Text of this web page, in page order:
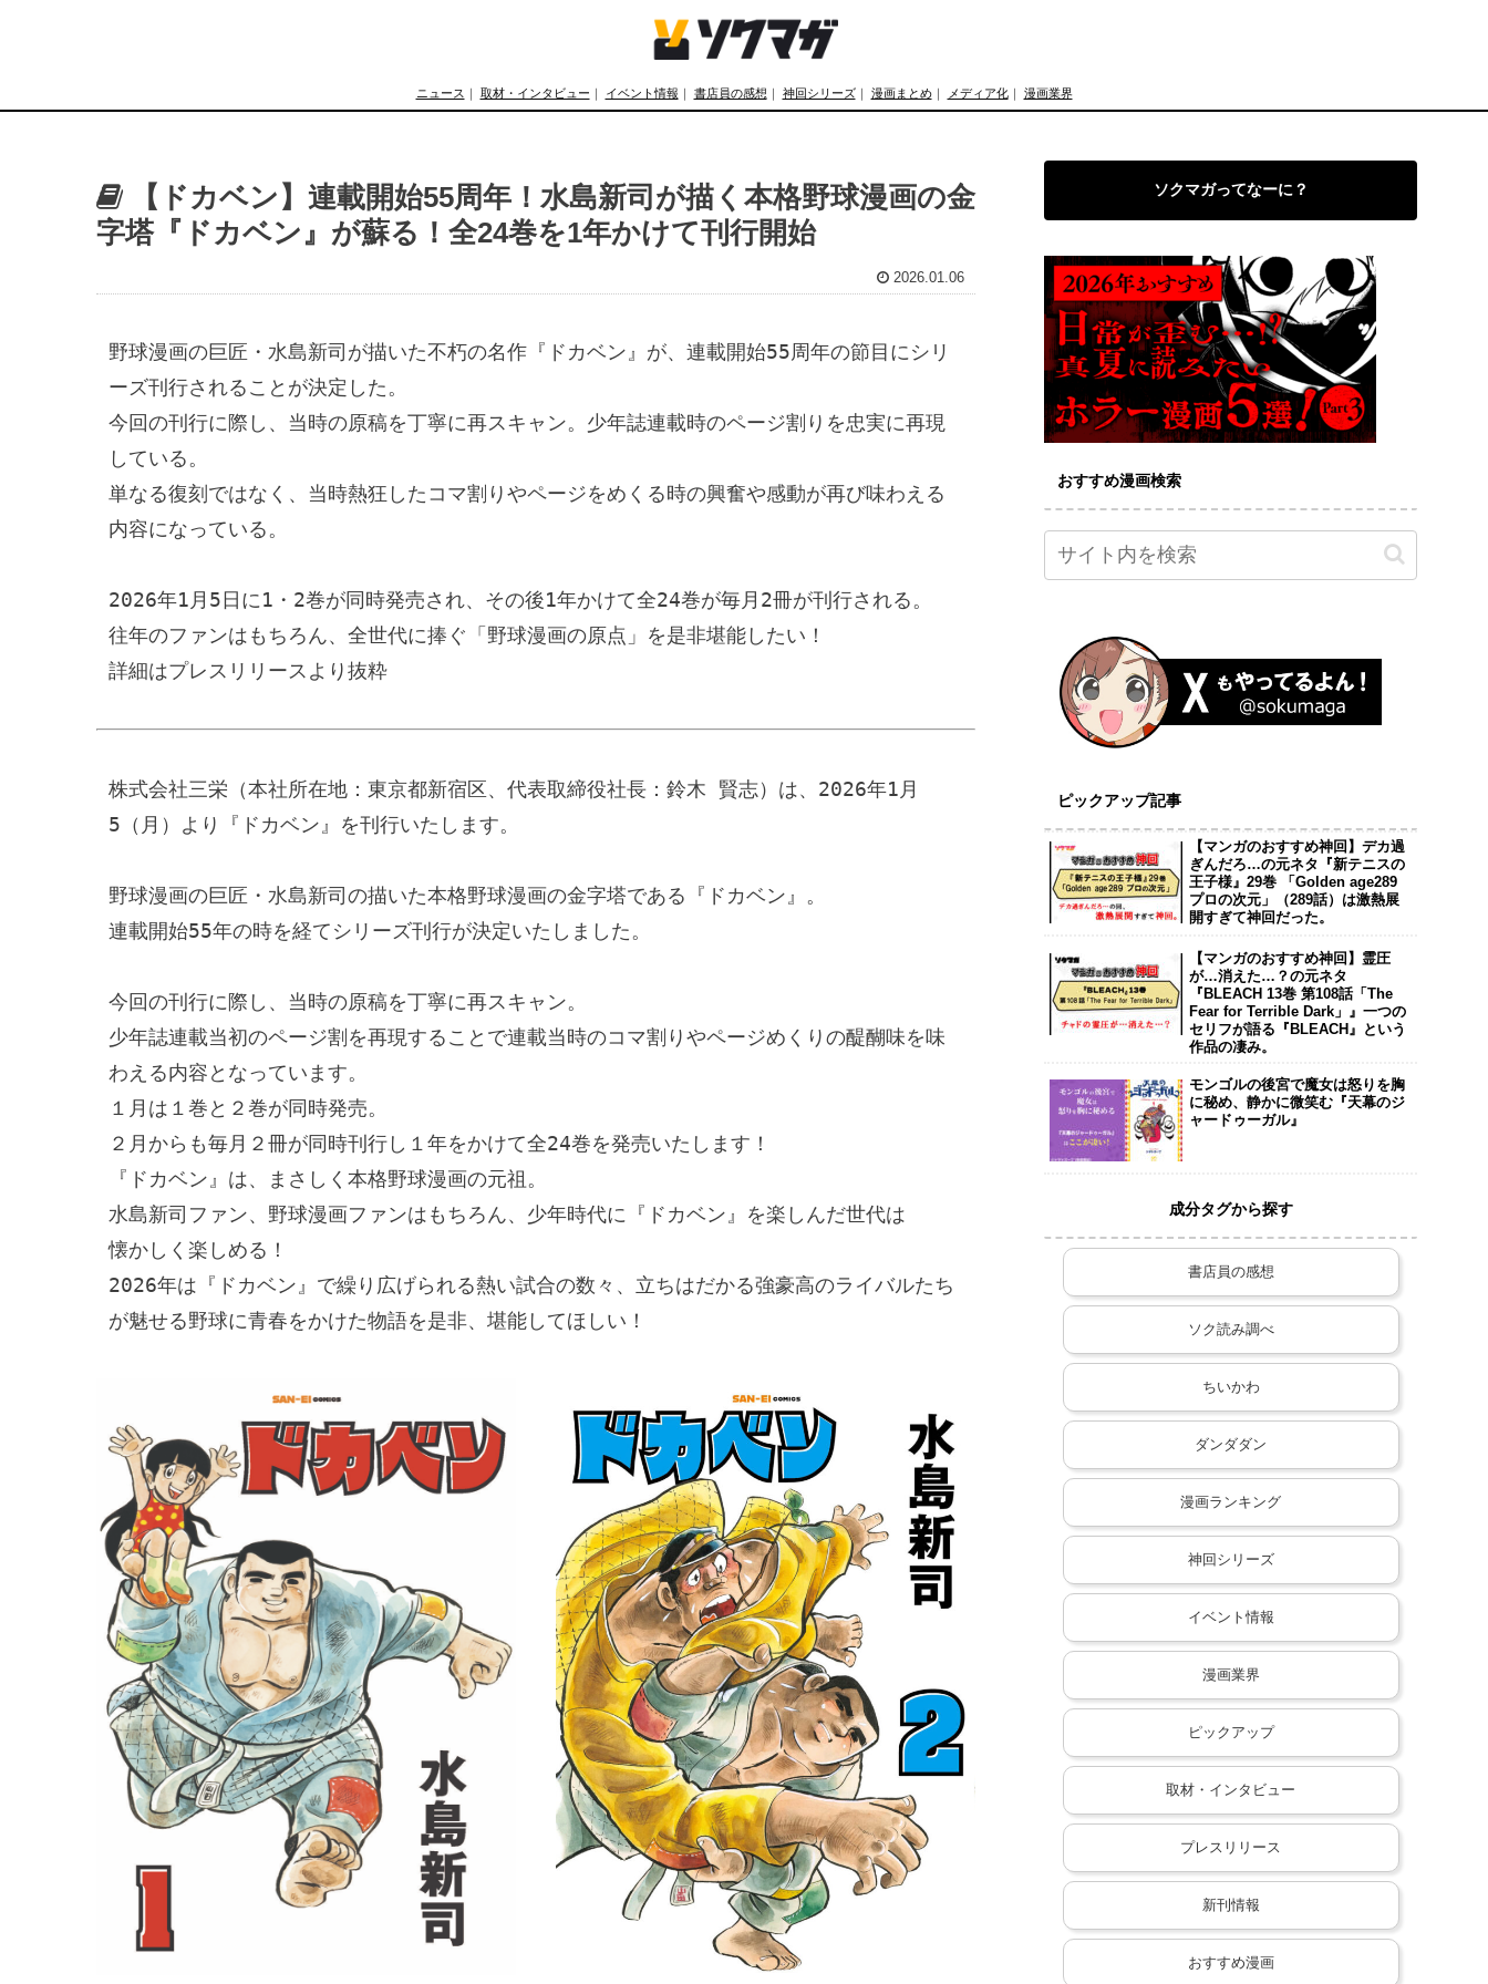
ニュース ｜ 取材・インタビュー ｜ イベント情報 ｜ 書店員の感想 ｜ 神回シリーズ｜ 漫画まとめ｜ メディア化｜ 漫画業界
【ドカベン】連載開始55周年！水島新司が描く本格野球漫画の金
字塔『ドカベン』が蘇る！全24巻を1年かけて刊行開始
2026.01.06
野球漫画の巨匠・水島新司が描いた不朽の名作『ドカベン』が、連載開始55周年の節目にシリ
ーズ刊行されることが決定した。
今回の刊行に際し、当時の原稿を丁寧に再スキャン。少年誌連載時のページ割りを忠実に再現
している。
単なる復刻ではなく、当時熱狂したコマ割りやページをめくる時の興奮や感動が再び味わえる
内容になっている。
2026年1月5日に1・2巻が同時発売され、その後1年かけて全24巻が毎月2冊が刊行される。
往年のファンはもちろん、全世代に捧ぐ「野球漫画の原点」を是非堪能したい！
詳細はプレスリリースより抜粋
株式会社三栄（本社所在地：東京都新宿区、代表取締役社長：鈴木 賢志）は、2026年1月
5（月）より『ドカベン』を刊行いたします。
野球漫画の巨匠・水島新司の描いた本格野球漫画の金字塔である『ドカベン』。
連載開始55年の時を経てシリーズ刊行が決定いたしました。
今回の刊行に際し、当時の原稿を丁寧に再スキャン。
少年誌連載当初のページ割を再現することで連載当時のコマ割りやページめくりの醍醐味を味
わえる内容となっています。
１月は１巻と２巻が同時発売。
２月からも毎月２冊が同時刊行し１年をかけて全24巻を発売いたします！
『ドカベン』は、まさしく本格野球漫画の元祖。
水島新司ファン、野球漫画ファンはもちろん、少年時代に『ドカベン』を楽しんだ世代は
懐かしく楽しめる！
2026年は『ドカベン』で繰り広げられる熱い試合の数々、立ちはだかる強豪高のライバルたち
が魅せる野球に青春をかけた物語を是非、堪能してほしい！
ソクマガってなーに？
おすすめ漫画検索
ピックアップ記事
【マンガのおすすめ神回】デカ過
ぎんだろ…の元ネタ『新テニスの
王子様』29巻 「Golden age289
プロの次元」（289話）は激熱展
開すぎて神回だった。
【マンガのおすすめ神回】霊圧
が…消えた…？の元ネタ
『BLEACH 13巻 第108話「The
Fear for Terrible Dark」』一つの
セリフが語る『BLEACH』という
作品の凄み。
モンゴルの後宮で魔女は怒りを胸
に秘め、静かに微笑む『天幕のジ
ャードゥーガル』
成分タグから探す
書店員の感想
ソク読み調べ
ちいかわ
ダンダダン
漫画ランキング
神回シリーズ
イベント情報
漫画業界
ピックアップ
取材・インタビュー
プレスリリース
新刊情報
おすすめ漫画